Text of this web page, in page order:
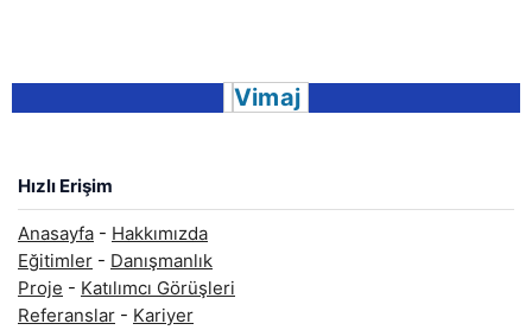
Vimaj
Hızlı Erişim
Anasayfa - Hakkımızda
Eğitimler - Danışmanlık
Proje - Katılımcı Görüşleri
Referanslar - Kariyer